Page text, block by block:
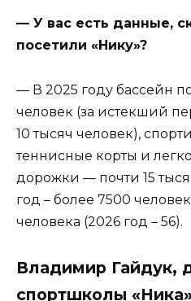
— У вас есть данные,
посетили «Нику»?
— В 2025 году бассейн
человек (за истекший
10 тысяч человек),
теннисные корты и
дорожки — почти 15
год – более 7500
человека (2026 год – 56).
Владимир Гайдук,
спортшколы